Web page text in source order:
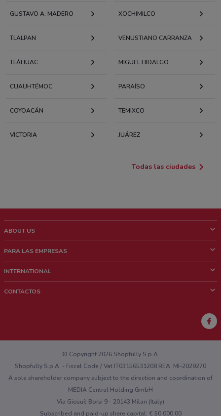
GUSTAVO A. MADERO XOCHIMILCO
TLALPAN VENUSTIANO CARRANZA
TLÁHUAC MIGUEL HIDALGO
CUAUHTÉMOC PARAÍSO
COYOACÁN TEMIXCO
VICTORIA JUÁREZ
Todas las ciudades
ABOUT US
¿Quiénes Somos?
Trabaja con nosotros
PARA LAS EMPRESAS
Contacto comercial
INTERNATIONAL
CONTACTOS
¿Encontraste un problema en la web o en la aplicación?
© Copyright 2026 Shopfully S.p.A.
Shopfully S.p.A. - Fiscal Code / Vat IT03156531208 REA: MI-2029270
A sole shareholder company subject to the direction and coordination of
MEDIA Central Holding GmbH
Via Giosuè Borsi 9 - 20143 Milan (Italy)
Subscribed and paid-up share capital: € 50.000,00